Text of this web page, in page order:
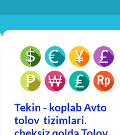
Tekin - koplab Avto
tolov tizimlari.
cheksiz qolda Tolov